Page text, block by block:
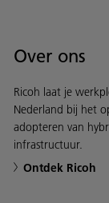
Over ons
Ricoh laat je
Nederland bij het
adopteren van
infrastructuur.
Ontdek Ricoh